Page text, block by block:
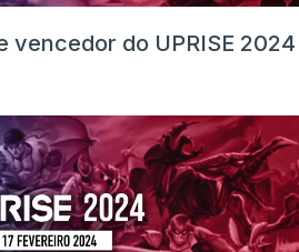
vencedor do UPRISE 2024